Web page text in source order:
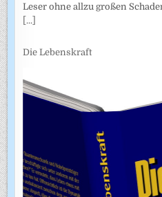
Leser ohne allzu großen
[...]
Die Lebenskraft